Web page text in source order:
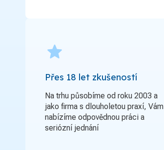
grade
Přes 18 let zkušeností
Na trhu působíme od roku 2003 a
jako firma s dlouholetou praxí, Vám
nabízíme odpovědnou práci a
seriózní jednání